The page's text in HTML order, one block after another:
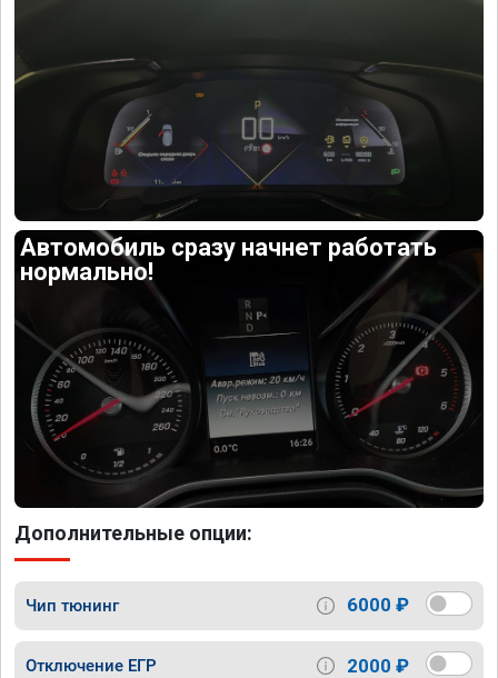
Автомобиль сразу начнет работать
нормально!
Дополнительные опции:
Чип тюнинг 6000 ₽
Отключение ЕГР 2000 ₽